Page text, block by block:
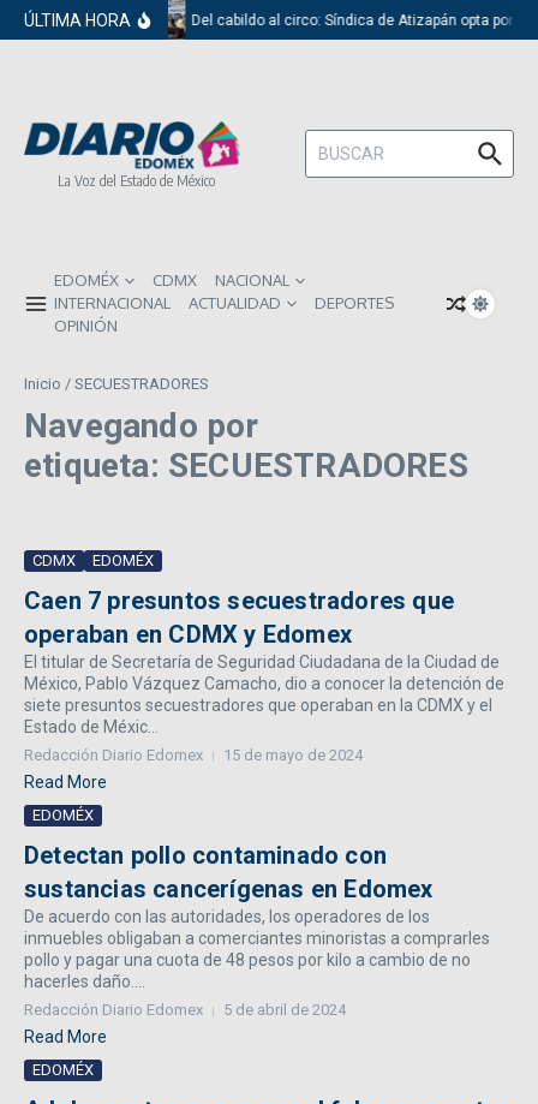
Saltar al contenido
ÚLTIMA HORA Del cabildo al circo: Síndica de Atizapán opta por
La Voz del Estado de México
Buscar:
EDOMÉX CDMX
NACIONAL
INTERNACIONAL
ACTUALIDAD
DEPORTES
OPINIÓN
Inicio / SECUESTRADORES
Navegando por
etiqueta: SECUESTRADORES
CDMX EDOMÉX
Caen 7 presuntos secuestradores que
operaban en CDMX y Edomex
El titular de Secretaría de Seguridad Ciudadana de la Ciudad de
México, Pablo Vázquez Camacho, dio a conocer la detención de
siete presuntos secuestradores que operaban en la CDMX y el
Estado de Méxic...
Redacción Diario Edomex 15 de mayo de 2024
Read More
EDOMÉX
Detectan pollo contaminado con
sustancias cancerígenas en Edomex
De acuerdo con las autoridades, los operadores de los
inmuebles obligaban a comerciantes minoristas a comprarles
pollo y pagar una cuota de 48 pesos por kilo a cambio de no
hacerles daño....
Redacción Diario Edomex 5 de abril de 2024
Read More
EDOMÉX